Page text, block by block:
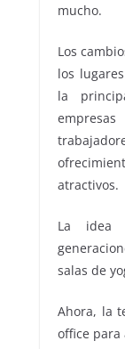
mucho.
Los
los
la
atractivos.
La idea
salas de
Ahora, la
office para